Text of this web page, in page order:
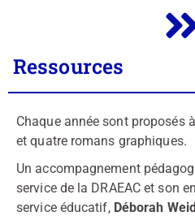
Ressources
Chaque année sont proposés
et quatre romans graphiques.
Un accompagnement
service de la DRAEAC et son
service éducatif, Déborah